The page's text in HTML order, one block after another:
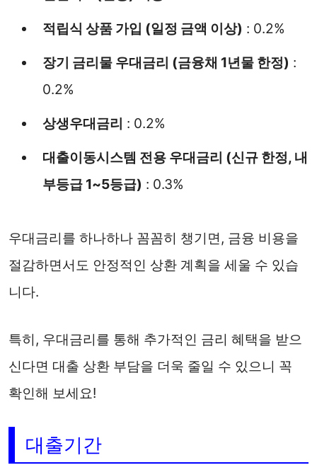
적립식 상품 가입 (일정 금액 이상) : 0.2%
장기 금리물 우대금리 (금융채 1년물 한정) :
0.2%
상생우대금리 : 0.2%
대출이동시스템 전용 우대금리 (신규 한정, 내
부등급 1~5등급) : 0.3%
우대금리를 하나하나 꼼꼼히 챙기면, 금융 비용을
절감하면서도 안정적인 상환 계획을 세울 수 있습
니다.
특히, 우대금리를 통해 추가적인 금리 혜택을 받으
신다면 대출 상환 부담을 더욱 줄일 수 있으니 꼭
확인해 보세요!
대출기간